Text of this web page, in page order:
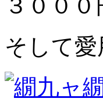
３０００
そして